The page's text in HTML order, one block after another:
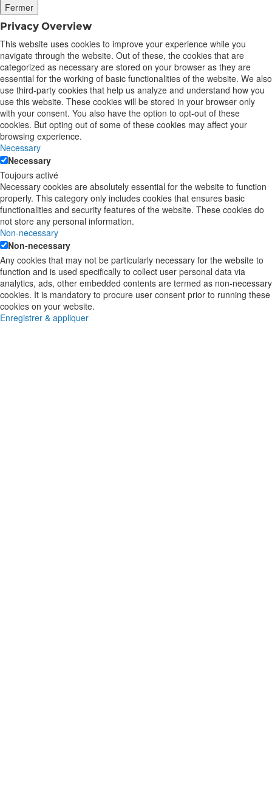
Fermer
Privacy Overview
This website uses cookies to improve your experience while you
navigate through the website. Out of these, the cookies that are
categorized as necessary are stored on your browser as they are
essential for the working of basic functionalities of the website. We also
use third-party cookies that help us analyze and understand how you
use this website. These cookies will be stored in your browser only
with your consent. You also have the option to opt-out of these
cookies. But opting out of some of these cookies may affect your
browsing experience.
Necessary
Necessary
Toujours activé
Necessary cookies are absolutely essential for the website to function
properly. This category only includes cookies that ensures basic
functionalities and security features of the website. These cookies do
not store any personal information.
Non-necessary
Non-necessary
Any cookies that may not be particularly necessary for the website to
function and is used specifically to collect user personal data via
analytics, ads, other embedded contents are termed as non-necessary
cookies. It is mandatory to procure user consent prior to running these
cookies on your website.
Enregistrer & appliquer